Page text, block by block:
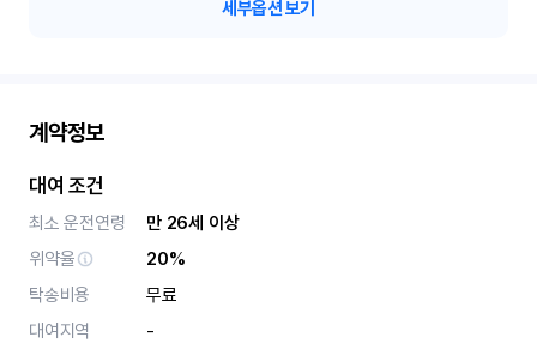
세부옵션 보기
계약정보
대여 조건
최소 운전연령
만 26세 이상
위약율
20%
탁송비용
무료
대여지역
-